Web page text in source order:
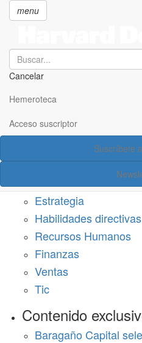
principal
menu
Search
Cancelar
Hemeroteca
Acceso suscriptor
Suscríbete
Acceso suscriptor
Estrategia
Habilidades directivas
Recursos Humanos
Finanzas
Ventas
Tic
Contenido
Baragaño Capital